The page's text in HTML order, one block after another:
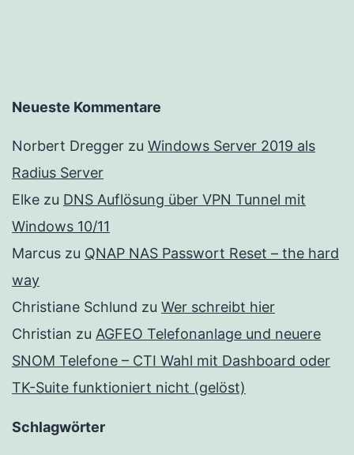
Neueste Kommentare
Norbert Dregger zu Windows Server 2019 als
Radius Server
Elke zu DNS Auflösung über VPN Tunnel mit
Windows 10/11
Marcus zu QNAP NAS Passwort Reset – the hard
way
Christiane Schlund zu Wer schreibt hier
Christian zu AGFEO Telefonanlage und neuere
SNOM Telefone – CTI Wahl mit Dashboard oder
TK-Suite funktioniert nicht (gelöst)
Schlagwörter